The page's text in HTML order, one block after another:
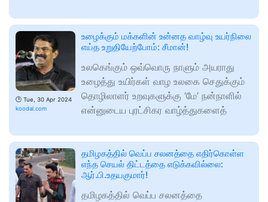
🕑 Tue, 30 Apr 2024
koodal.com
உழைக்கும் மக்களின் உன்னத வாழ்வு உயர்நிலை
எய்த உறுதியேற்போம்: சீமான்!
உலகெங்கும் ஒவ்வொரு நாளும் அயராது
உழைத்து உயிர்கள் வாழ உலகை செதுக்கும்
தொழிலாளர் உறவுகளுக்கு ‘மே’ நன்நாளில்
என்னுடைய புரட்சிகர வாழ்த்துகளைத்
தமிழகத்தில் வெப்ப சலனத்தை எதிர்கொள்ள
எந்த செயல் திட்டத்தை எடுக்கவில்லை:
ஆர்.பி.உதயகுமார்!
தமிழகத்தில் வெப்ப சலனத்தை